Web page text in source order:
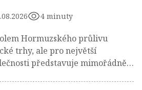
4 minuty
Hormuzského průlivu
trhy, ale pro největší
představuje mimořádně